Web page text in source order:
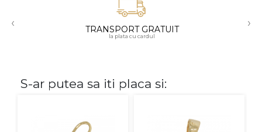
‹ TRANSPORT GRATUIT
la plata cu cardul
›
S-ar putea sa iti placa si: